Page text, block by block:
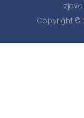
Copyright ©